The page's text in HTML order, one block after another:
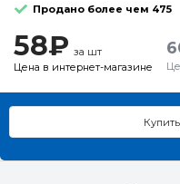
Продано более чем 475
58₽ за шт
Цена в интернет-магазине